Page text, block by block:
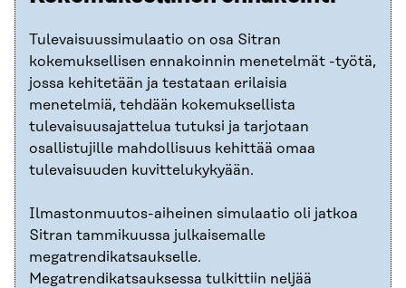
Tulevaisuussimulaatio on osa Sitran
kokemuksellisen ennakoinnin menetelmät -työtä,
jossa kehitetään ja testataan erilaisia
menetelmiä, tehdään kokemuksellista
tulevaisuusajattelua tutuksi ja tarjotaan
osallistujille mahdollisuus kehittää omaa
tulevaisuuden kuvittelukykyään.
Ilmastonmuutos-aiheinen simulaatio oli jatkoa
Sitran tammikuussa julkaisemalle
megatrendikatsaukselle.
Megatrendikatsauksessa tulkittiin neljää